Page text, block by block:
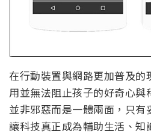
在行動裝置與網路更加普及的
用並無法阻止孩子的好奇心與
並非邪惡而是一體兩面，只
讓科技真正成為輔助生活、知